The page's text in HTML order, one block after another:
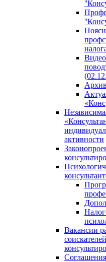
Архив
активности
Вакансии